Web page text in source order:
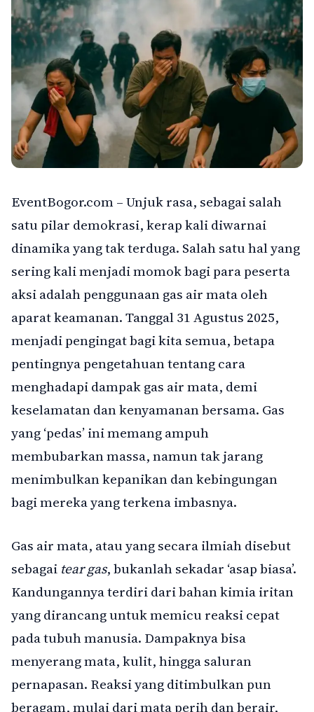
EventBogor.com – Unjuk rasa, sebagai salah
satu pilar demokrasi, kerap kali diwarnai
dinamika yang tak terduga. Salah satu hal yang
sering kali menjadi momok bagi para peserta
aksi adalah penggunaan gas air mata oleh
aparat keamanan. Tanggal 31 Agustus 2025,
menjadi pengingat bagi kita semua, betapa
pentingnya pengetahuan tentang cara
menghadapi dampak gas air mata, demi
keselamatan dan kenyamanan bersama. Gas
yang ‘pedas’ ini memang ampuh
membubarkan massa, namun tak jarang
menimbulkan kepanikan dan kebingungan
bagi mereka yang terkena imbasnya.
Gas air mata, atau yang secara ilmiah disebut
sebagai tear gas, bukanlah sekadar ‘asap biasa’.
Kandungannya terdiri dari bahan kimia iritan
yang dirancang untuk memicu reaksi cepat
pada tubuh manusia. Dampaknya bisa
menyerang mata, kulit, hingga saluran
pernapasan. Reaksi yang ditimbulkan pun
beragam, mulai dari mata perih dan berair,